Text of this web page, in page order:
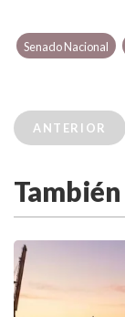
Senado Nacional
ANTERIOR